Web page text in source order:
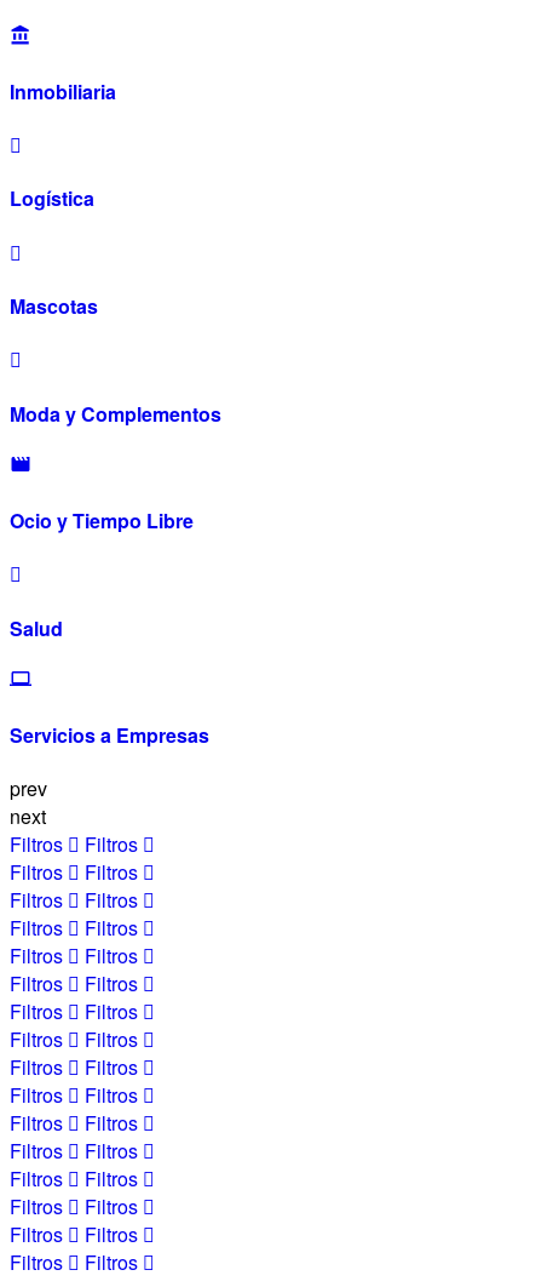
Inmobiliaria
Logística
Mascotas
Moda y Complementos
Ocio y Tiempo Libre
Salud
Servicios a Empresas
prev
next
Filtros
Filtros
Filtros
Filtros
Filtros
Filtros
Filtros
Filtros
Filtros
Filtros
Filtros
Filtros
Filtros
Filtros
Filtros
Filtros
Filtros
Filtros
Filtros
Filtros
Filtros
Filtros
Filtros
Filtros
Filtros
Filtros
Filtros
Filtros
Filtros
Filtros
Filtros
Filtros